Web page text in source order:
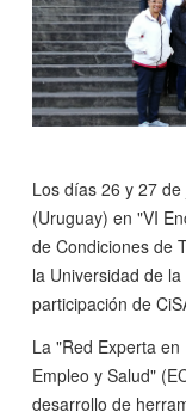
Los días 26 y 27
(Uruguay) en "VI
de Condiciones de
la Universidad de
participación de
La "Red Experta
Empleo y Salud"
desarrollo de